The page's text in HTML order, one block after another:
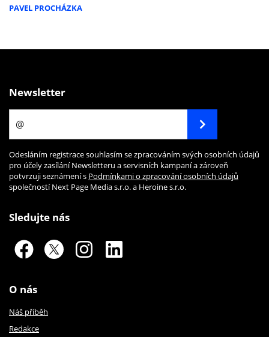
PAVEL PROCHÁZKA
Newsletter
Odesláním registrace souhlasím se zpracováním svých osobních údajů
pro účely zasílání Newsletteru a servisních kampaní a zároveň
potvrzuji seznámení s Podmínkami o zpracování osobních údajů
společností Next Page Media s.r.o. a Heroine s.r.o.
Sledujte nás
O nás
Náš příběh
Redakce